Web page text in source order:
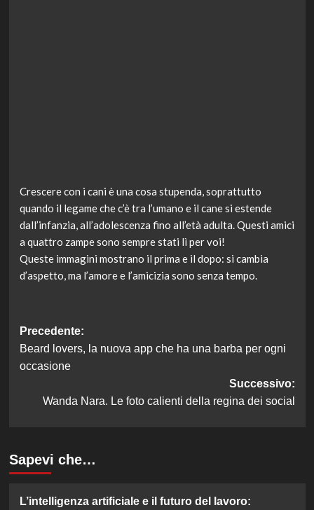
Crescere con i cani è una cosa stupenda, soprattutto
quando il legame che c’è tra l’umano e il cane si estende
dall’infanzia, all’adolescenza fino all’età adulta. Questi amici
a quattro zampe sono sempre stati lì per voi!
Queste immagini mostrano il prima e il dopo: si cambia
d’aspetto, ma l’amore e l’amicizia sono senza tempo.
Navigazione
articolo
Precedente:
Beard lovers, la nuova app che ha una barba per ogni
occasione
Successivo:
Wanda Nara. Le foto calienti della regina dei social
Sapevi che…
L’intelligenza artificiale e il futuro del lavoro: